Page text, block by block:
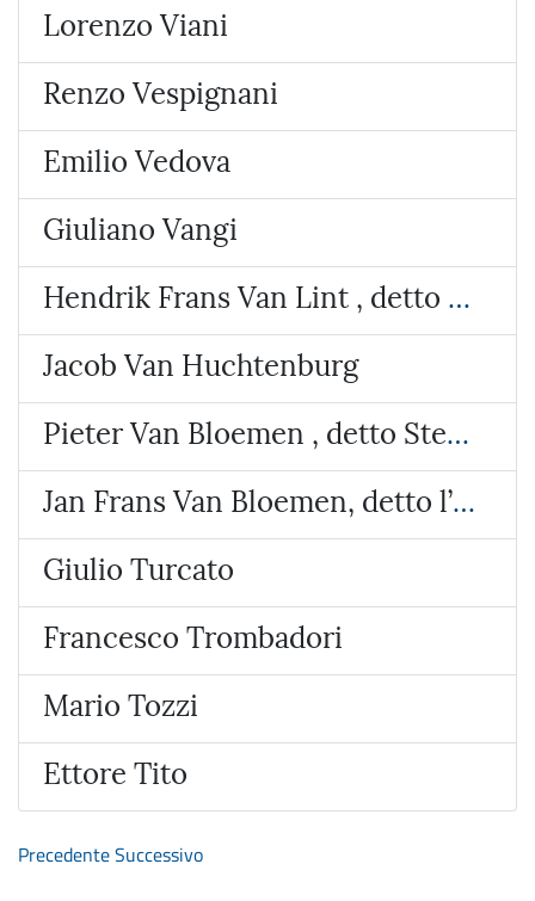
Lorenzo Viani
Renzo Vespignani
Emilio Vedova
Giuliano Vangi
Hendrik Frans Van Lint , detto lo Studio
Jacob Van Huchtenburg
Pieter Van Bloemen , detto Stendardo
Jan Frans Van Bloemen, detto l’Orizzonte
Giulio Turcato
Francesco Trombadori
Mario Tozzi
Ettore Tito
PrecedenteSuccessivo